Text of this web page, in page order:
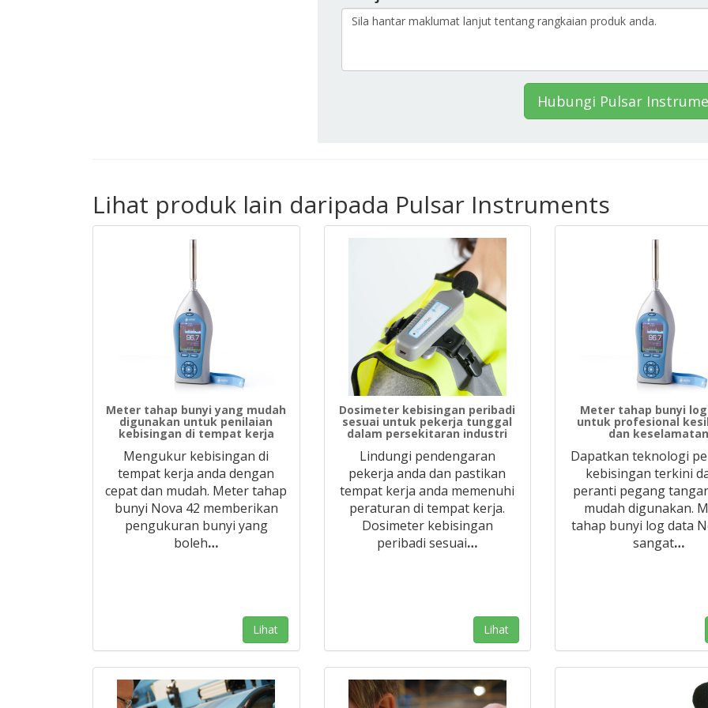
Hubungi Pulsar
Lihat produk lain daripada Pulsar Instruments
Meter tahap bunyi yang mudah
digunakan untuk penilaian
kebisingan di tempat kerja
Mengukur kebisingan di
tempat kerja anda dengan
cepat dan mudah. Meter tahap
bunyi Nova 42 memberikan
pengukuran bunyi yang
boleh…
Lihat
Dosimeter kebisingan peribadi
sesuai untuk pekerja tunggal
dalam persekitaran industri
Lindungi pendengaran
pekerja anda dan pastikan
tempat kerja anda memenuhi
peraturan di tempat kerja.
Dosimeter kebisingan
peribadi sesuai…
Lihat
Meter tahap bunyi
untuk profesional
dan keselamatan
Dapatkan teknologi
kebisingan terkini
peranti pegang
mudah digunakan.
tahap bunyi log data
sangat…